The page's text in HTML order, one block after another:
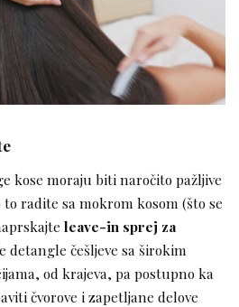
kose moraju biti naročito pažljive
radite sa mokrom kosom (što se
leave-in sprej za
detangle češljeve sa širokim
od krajeva, pa postupno ka
čvorove i zapetljane delove